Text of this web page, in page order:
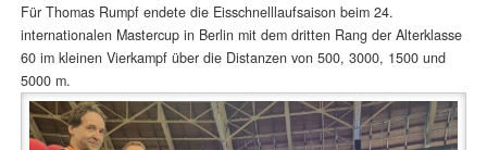
Für Thomas Rumpf endete die Eisschnelllaufsaison beim 24.
internationalen Mastercup in Berlin mit dem dritten Rang der Alterklasse
60 im kleinen Vierkampf über die Distanzen von 500, 3000, 1500 und
5000 m.